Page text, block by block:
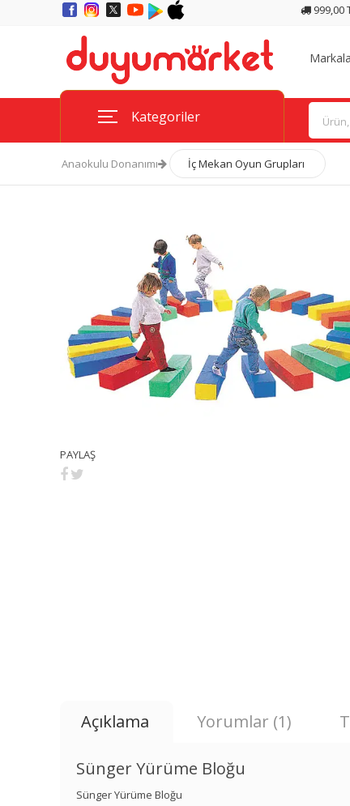
999,00
Kategoriler
Anaokulu Donanımı İç Mekan Oyun Grupları
PAYLAŞ
Açıklama Yorumlar (1)
Sünger Yürüme Bloğu
Sünger Yürüme Bloğu